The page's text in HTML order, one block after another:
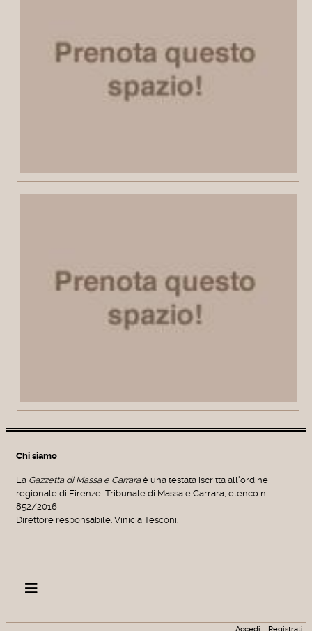
Chi siamo
La Gazzetta di Massa e Carraraè una testata iscritta all'ordine
regionale di Firenze, Tribunale di Massa e Carrara, elenco n.
852/2016
Direttore responsabile: Vinicia Tesconi.